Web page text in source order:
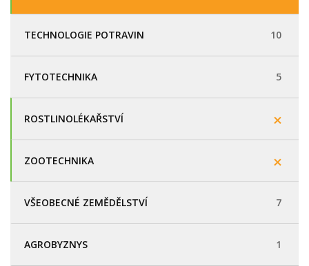
10
TECHNOLOGIE POTRAVIN
5
FYTOTECHNIKA
ROSTLINOLÉKAŘSTVÍ
ZOOTECHNIKA
7
VŠEOBECNÉ ZEMĚDĚLSTVÍ
1
AGROBYZNYS